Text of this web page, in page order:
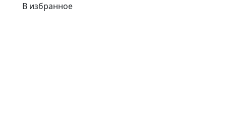
В избранное